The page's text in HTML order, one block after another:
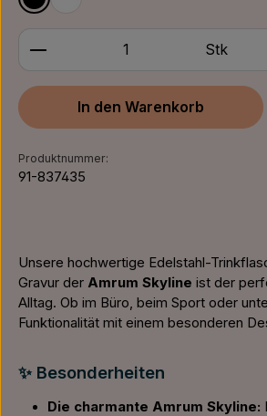
Schwarz
Produkt Anzahl: Gib denStk
In den Warenkorb
Produktnummer:
91-837435
Unsere hochwertige Edelstahl-
Gravur der Amrum Skyline ist der
Alltag. Ob im Büro, beim Sport oder
Funktionalität mit einem besonderen
✨ Besonderheiten
Die charmante Amrum Skyline: